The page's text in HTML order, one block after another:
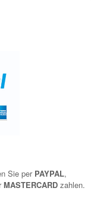
Sie per PAYPAL,
MASTERCARD zahlen.